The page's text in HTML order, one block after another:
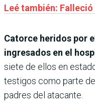
Leé también:
Catorce heridos por
ingresados en el
siete de ellos en
testigos como parte
padres del atacante.